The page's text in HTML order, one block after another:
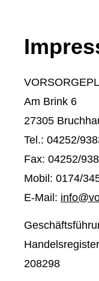
Am Brink 6
27305
Tel.: 04252/
Fax: 04252/
Mobil: 0174/
E-Mail:
208298